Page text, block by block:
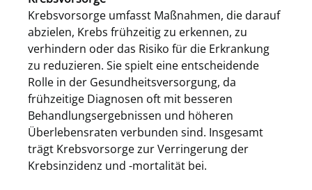
Krebsvorsorge umfasst Maßnahmen, die darauf
abzielen, Krebs frühzeitig zu erkennen, zu
verhindern oder das Risiko für die Erkrankung
zu reduzieren. Sie spielt eine entscheidende
Rolle in der Gesundheitsversorgung, da
frühzeitige Diagnosen oft mit besseren
Behandlungsergebnissen und höheren
Überlebensraten verbunden sind. Insgesamt
trägt Krebsvorsorge zur Verringerung der
Krebsinzidenz und -mortalität bei.